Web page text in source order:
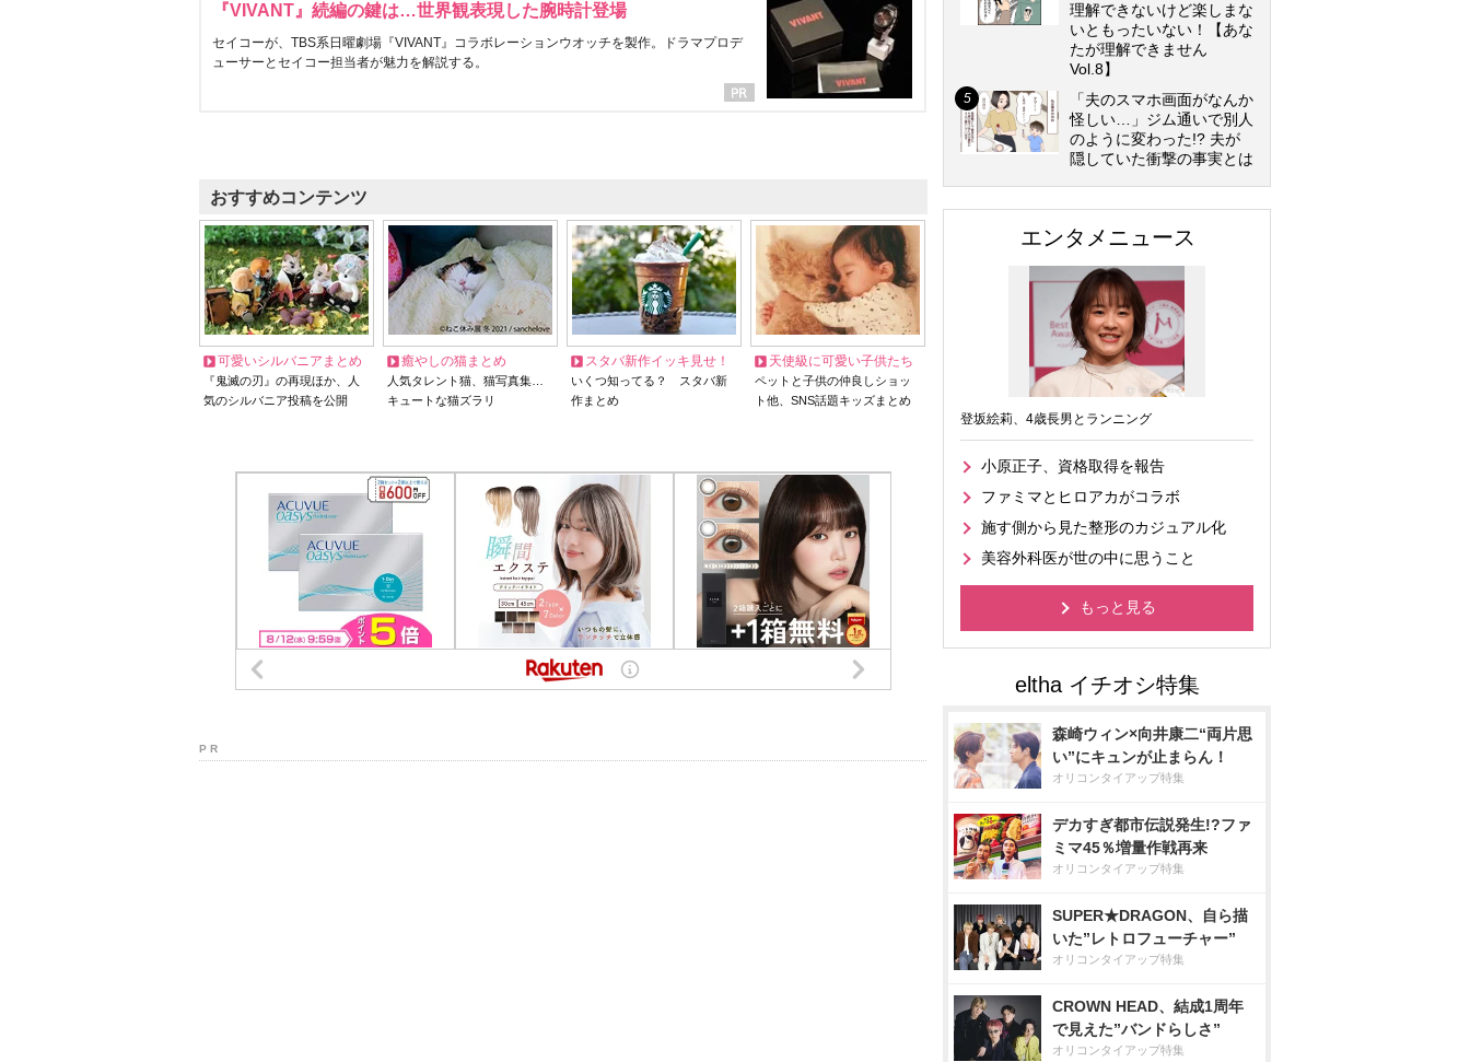
『VIVANT』続編の鍵は…世界観表現した腕時計登場
セイコーが、TBS系日曜劇場『VIVANT』コラボレーションウオッチを製作。ドラマプロデ
ューサーとセイコー担当者が魅力を解説する。
おすすめコンテンツ
可愛いシルバニアまとめ
『鬼滅の刃』の再現ほか、人
気のシルバニア投稿を公開
癒やしの猫まとめ
人気タレント猫、猫写真集…
キュートな猫ズラリ
スタバ新作イッキ見せ！
いくつ知ってる？ スタバ新
作まとめ
天使級に可愛い子供たち
ペットと子供の仲良しショッ
ト他、SNS話題キッズまとめ
P R
理解できないけど楽しまな
いともったいない！【あな
たが理解できません
Vol.8】
「夫のスマホ画面がなんか
怪しい…」ジム通いで別人
のように変わった!? 夫が
隠していた衝撃の事実とは
エンタメニュース
登坂絵莉、4歳長男とランニング
小原正子、資格取得を報告
ファミマとヒロアカがコラボ
施す側から見た整形のカジュアル化
美容外科医が世の中に思うこと
もっと見る
森崎ウィン×向井康二“両片思
い”にキュンが止まらん！
オリコンタイアップ特集
デカすぎ都市伝説発生!?ファ
ミマ45％増量作戦再来
オリコンタイアップ特集
SUPER★DRAGON、自ら描
いた”レトロフューチャー”
オリコンタイアップ特集
CROWN HEAD、結成1周年
で見えた”バンドらしさ”
オリコンタイアップ特集